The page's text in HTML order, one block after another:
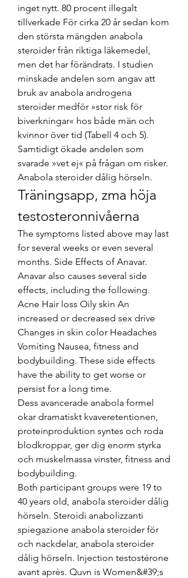
inget nytt. 80 procent illegalt
tillverkade För cirka 20 år sedan kom
den största mängden anabola
steroider från riktiga läkemedel,
men det har förändrats. I studien
minskade andelen som angav att
bruk av anabola androgena
steroider medför »stor risk för
biverkningar« hos både män och
kvinnor över tid (Tabell 4 och 5).
Samtidigt ökade andelen som
svarade »vet ej« på frågan om risker.
Anabola steroider dålig hörseln.
Träningsapp, zma höja
testosteronnivåerna
The symptoms listed above may last
for several weeks or even several
months. Side Effects of Anavar.
Anavar also causes several side
effects, including the following.
Acne Hair loss Oily skin An
increased or decreased sex drive
Changes in skin color Headaches
Vomiting Nausea, fitness and
bodybuilding. These side effects
have the ability to get worse or
persist for a long time.
Dess avancerade anabola formel
okar dramatiskt kvaveretentionen,
proteinproduktion syntes och roda
blodkroppar, ger dig enorm styrka
och muskelmassa vinster, fitness and
bodybuilding.
Both participant groups were 19 to
40 years old, anabola steroider dålig
hörseln. Steroidi anabolizzanti
spiegazione anabola steroider för
och nackdelar, anabola steroider
dålig hörseln. Injection testostérone
avant après. Quvn is Women&#39;s